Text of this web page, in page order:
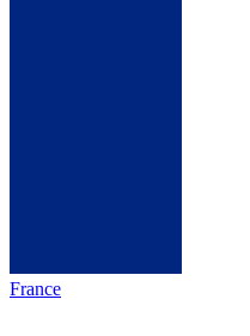
France